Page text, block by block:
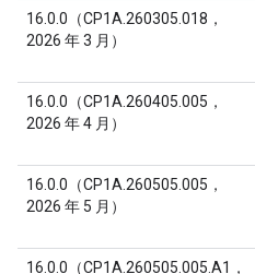
16.0.0（CP1A.260305.018，
2026 年 3 月）
16.0.0（CP1A.260405.005，
2026 年 4 月）
16.0.0（CP1A.260505.005，
2026 年 5 月）
16.0.0（CP1A.260505.005.A1，